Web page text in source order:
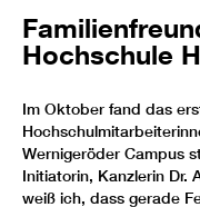
Hochschule
Im Oktober fand das
Wernigeröder Campus
Initiatorin, Kanzlerin Dr.
weiß ich, dass gerade